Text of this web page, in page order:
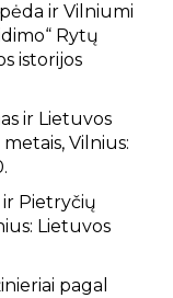
ir Vilniumi
Rytų
istorijos
ir Lietuvos
Vilnius:
ir Pietryčių
Lietuvos
pagal